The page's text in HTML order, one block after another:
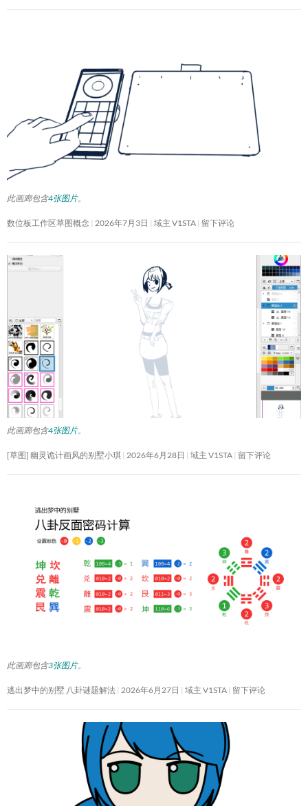
此画廊包含4张图片。
数位板工作区草图概念 2026年7月3日 域主 V1STA 留下评论
此画廊包含4张图片。
[草图] 幽灵诡计画风的别墅小琪 2026年6月28日 域主 V1STA 留下评论
此画廊包含3张图片。
逃出梦中的别墅 八卦谜题解法 2026年6月27日 域主 V1STA 留下评论